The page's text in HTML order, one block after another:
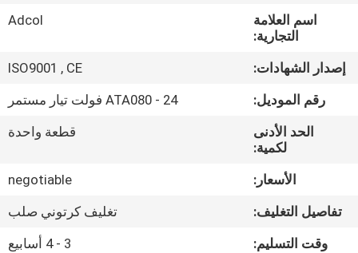
أشرطة
حول
في
المعمل
اسم العلامة
التجارية:
Adcol
إصدار الشهادات:
ISO9001 , CE
رقم الموديل:
ATA080 - 24 فولت تيار مستمر
الحد الأدنى
لكمية:
قطعة واحدة
الأسعار:
negotiable
تفاصيل التغليف:
تغليف كرتوني صلب
وقت التسليم:
3 - 4 أسابيع